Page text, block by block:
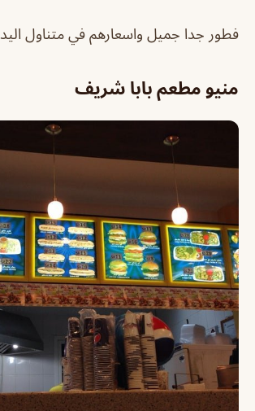
فطور جدا جميل واسعارهم في متناول اليد
منيو مطعم بابا شريف